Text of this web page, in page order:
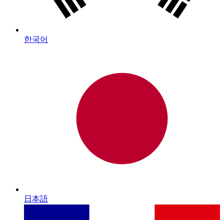
한국어
日本語